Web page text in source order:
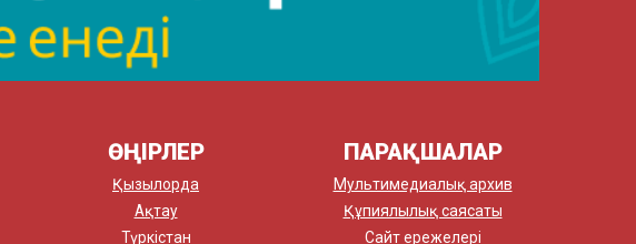
ӨҢІРЛЕР
Қызылорда
Ақтау
Түркістан
ПАРАҚШАЛАР
Мультимедиалық архив
Құпиялылық саясаты
Сайт ережелері